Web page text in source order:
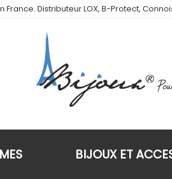
Distributeur LOX, B-Protect,
BIJOUX ET